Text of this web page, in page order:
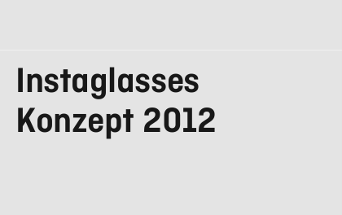
AGENTUREN
IN DEUTSCHLAND
Instaglasses
Konzept 2012